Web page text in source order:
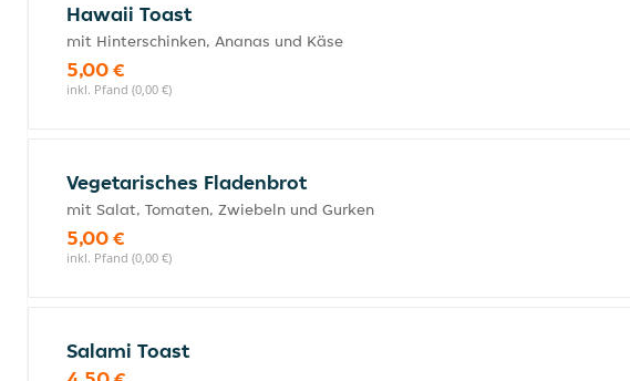
Hawaii Toast
mit Hinterschinken, Ananas und Käse
5,00 €
inkl. Pfand (0,00 €)
Vegetarisches Fladenbrot
mit Salat, Tomaten, Zwiebeln und Gurken
5,00 €
inkl. Pfand (0,00 €)
Salami Toast